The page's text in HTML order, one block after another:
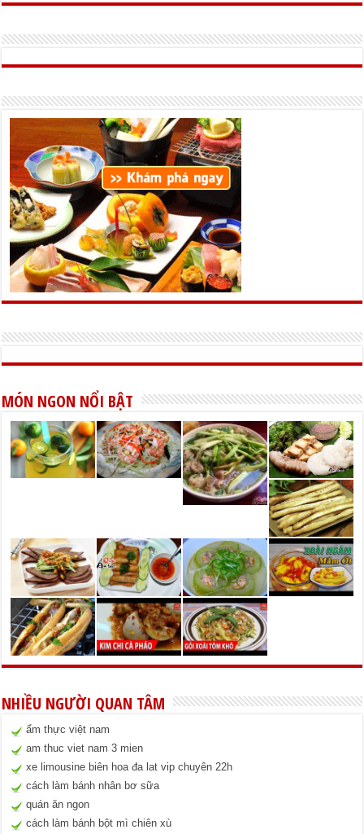
MÓN NGON NỔI BẬT
NHIỀU NGƯỜI QUAN TÂM
ẩm thực việt nam
am thuc viet nam 3 mien
xe limousine biên hoa đa lat vip chuyên 22h
cách làm bánh nhân bơ sữa
quán ăn ngon
cách làm bánh bột mì chiên xù